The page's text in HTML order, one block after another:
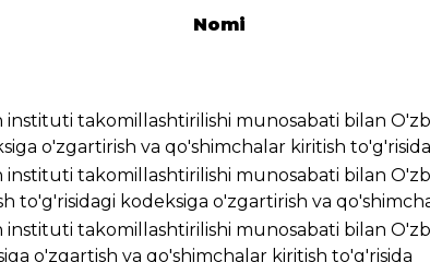
Nomi
takomillashtirilishi munosabati bilan
o'zgartirish va qo'shimchalar kiritish to'g'risida
takomillashtirilishi munosabati bilan
to'g'risidagi kodeksiga o'zgartirish va
takomillashtirilishi munosabati bilan
o'zgartish va qo'shimchalar kiritish to'g'risida